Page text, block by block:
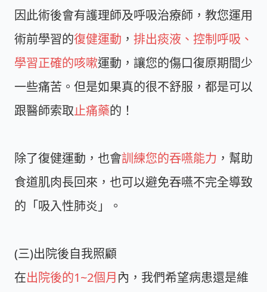
因此術後會有護理師及呼吸治療師，教您運用
術前學習的復健運動 ， 排出痰液、控制呼吸、
學習正確的咳嗽運動，讓您的傷口復原期間少
一些痛苦。但是如果真的很不舒服，都是可以
跟醫師索取止痛藥的！
除了復健運動，也會訓練您的吞嚥能力 ，幫助
食道肌肉長回來，也可以避免吞嚥不完全導致
的「吸入性肺炎」。
(三)出院後自我照顧
在出院後的1~2個月內，我們希望病患還是維